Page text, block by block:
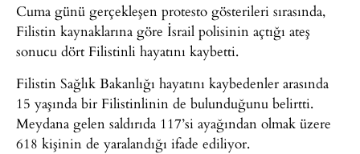
Cuma günü gerçekleşen protesto gösterileri sırasında,
Filistin kaynaklarına göre İsrail polisinin açtığı ateş
sonucu dört Filistinli hayatını kaybetti.
Filistin Sağlık Bakanlığı hayatını kaybedenler arasında
15 yaşında bir Filistinlinin de bulunduğunu belirtti.
Meydana gelen saldırıda 117’si ayağından olmak üzere
618 kişinin de yaralandığı ifade ediliyor.